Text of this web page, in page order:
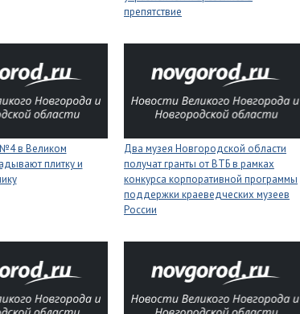
препятствие
в Великом
плитку и
Два музея Новгородской области
получат гранты от ВТБ в рамках
конкурса корпоративной программы
поддержки краеведческих музеев
России